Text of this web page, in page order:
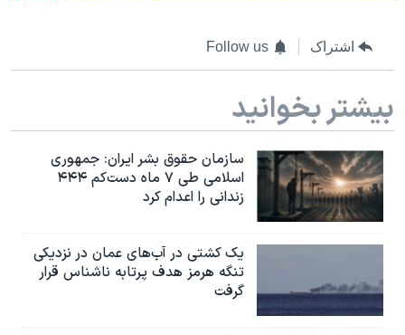
اشتراک Follow us
بیشتر بخوانید
سازمان حقوق بشر ایران: جمهوری
اسلامی طی ۷ ماه دست‌کم ۴۴۴
زندانی را اعدام کرد
یک کشتی در آب‌های عمان در نزدیکی
تنگه هرمز هدف پرتابه ناشناس قرار
گرفت